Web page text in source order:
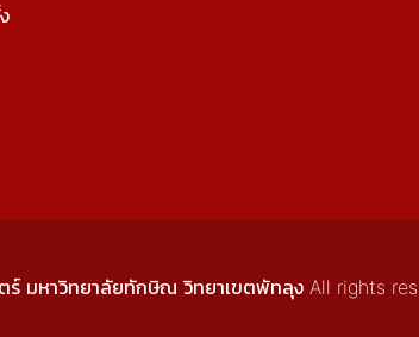
มหาวิทยาลัยทักษิณ วิทยาเขตพัทลุง All rights